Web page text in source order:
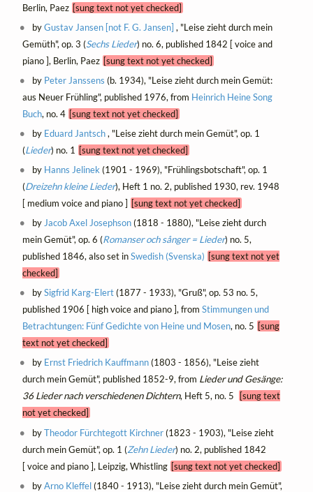
Berlin, Paez [sung text not yet checked]
byGustav Jansen [not F. G. Jansen] , "Leise zieht durch mein
Gemüth", op. 3 (Sechs Lieder) no. 6, published 1842 [ voice and
piano ], Berlin, Paez [sung text not yet checked]
by Peter Janssens (b. 1934), "Leise zieht durch mein Gemüt:
aus Neuer Frühling", published 1976, from Heinrich Heine Song
Buch, no. 4 [sung text not yet checked]
by Eduard Jantsch, "Leise zieht durch mein Gemüt", op. 1
(Lieder) no. 1 [sung text not yet checked]
by Hanns Jelinek(1901 - 1969), "Frühlingsbotschaft", op. 1
(Dreizehn kleine Lieder), Heft 1 no. 2, published 1930, rev. 1948
[ medium voice and piano ] [sung text not yet checked]
byJacob Axel Josephson(1818 - 1880), "Leise zieht durch
mein Gemüt", op. 6 (Romanser och sånger = Lieder) no. 5,
published 1846, also set inSwedish (Svenska) [sung text not yet
checked]
bySigfrid Karg-Elert(1877 - 1933), "Gruß", op. 53 no. 5,
published 1906 [ high voice and piano ], from Stimmungen und
Betrachtungen: Fünf Gedichte von Heine und Mosen, no. 5 [sung
text not yet checked]
by Ernst Friedrich Kauffmann(1803 - 1856), "Leise zieht
durch mein Gemüt", published 1852-9, from Lieder und Gesänge:
36 Lieder nach verschiedenen Dichtern, Heft 5, no. 5
[sung text
not yet checked]
byTheodor Fürchtegott Kirchner(1823 - 1903), "Leise zieht
durch mein Gemüt", op. 1 (Zehn Lieder) no. 2, published 1842
[ voice and piano ], Leipzig, Whistling [sung text not yet checked]
byArno Kleffel(1840 - 1913), "Leise zieht durch mein Gemüt",